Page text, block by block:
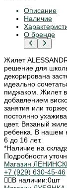
Описание
Наличие
О бренде
Жилет
решение для
декорирована
идеально
пиджаком. Жилет
добавлением
занятия или
постоянно
цвет. Вязаный
ребенка. В нашем
6 до 16 лет.
*Наличие на
Подробности
Магазин
+7 (929) 630-45-46
В наличии:0шт